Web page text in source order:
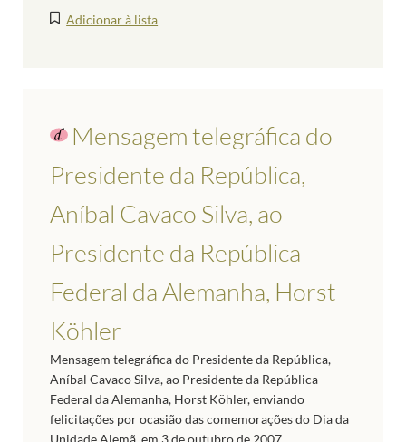
Adicionar à lista
Mensagem telegráfica do
Presidente da República,
Aníbal Cavaco Silva, ao
Presidente da República
Federal da Alemanha, Horst
Köhler
Mensagem telegráfica do Presidente da República,
Aníbal Cavaco Silva, ao Presidente da República
Federal da Alemanha, Horst Köhler, enviando
felicitações por ocasião das comemorações do Dia da
Unidade Alemã, em 3 de outubro de 2007.